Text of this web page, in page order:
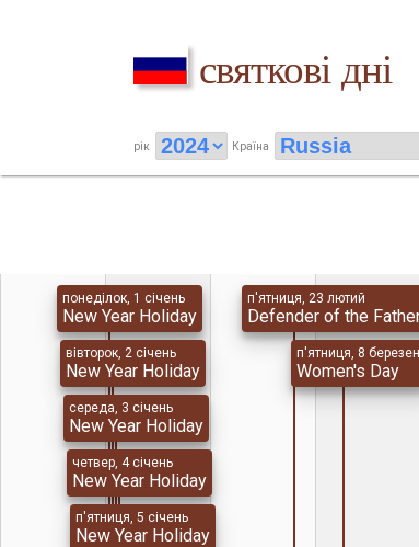
святкові дні
рік Країна
понеділок, 1 січень
New Year Holiday
вівторок, 2 січень
New Year Holiday
середа, 3 січень
New Year Holiday
четвер, 4 січень
New Year Holiday
п'ятниця, 5 січень
New Year Holiday
п'ятниця, 23 лютий
Defender of the
п'ятниця, 8
Women's Day